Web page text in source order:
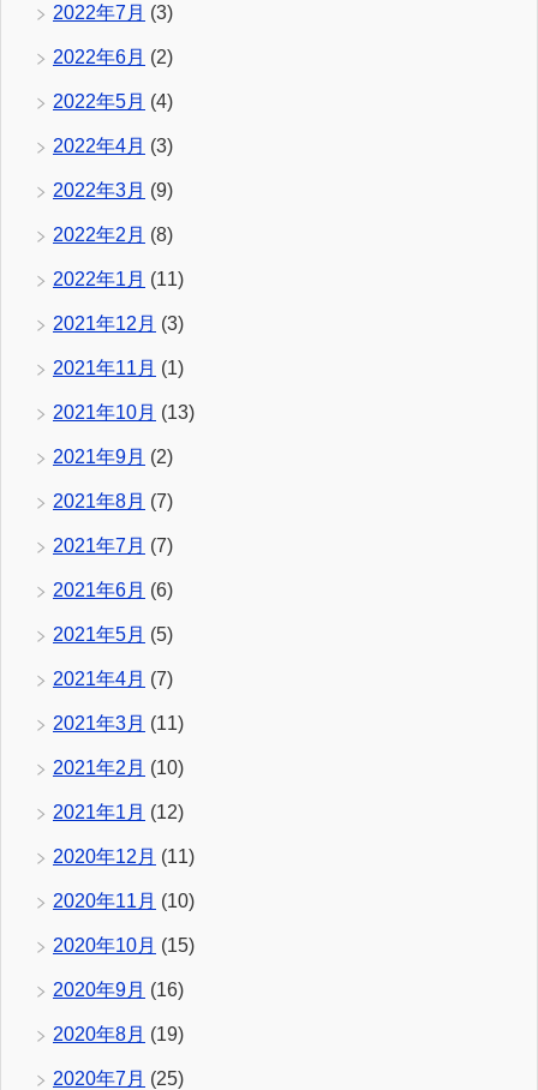
2022年7月 (3)
2022年6月 (2)
2022年5月 (4)
2022年4月 (3)
2022年3月 (9)
2022年2月 (8)
2022年1月 (11)
2021年12月 (3)
2021年11月 (1)
2021年10月 (13)
2021年9月 (2)
2021年8月 (7)
2021年7月 (7)
2021年6月 (6)
2021年5月 (5)
2021年4月 (7)
2021年3月 (11)
2021年2月 (10)
2021年1月 (12)
2020年12月 (11)
2020年11月 (10)
2020年10月 (15)
2020年9月 (16)
2020年8月 (19)
2020年7月 (25)